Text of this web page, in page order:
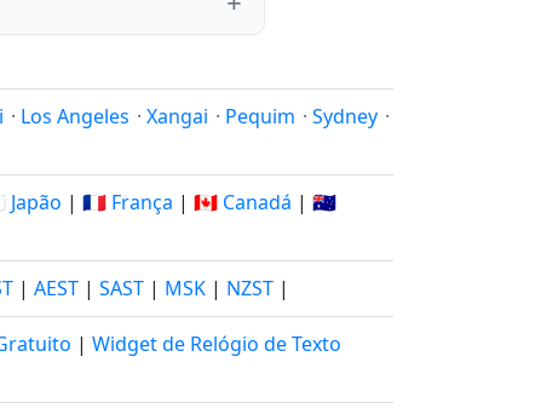
· Los Angeles · Xangai · Pequim · Sydney ·
Japão | 🇫🇷 França | 🇨🇦 Canadá | 🇦🇺
| AEST | SAST | MSK | NZST |
| Widget de Relógio de Texto